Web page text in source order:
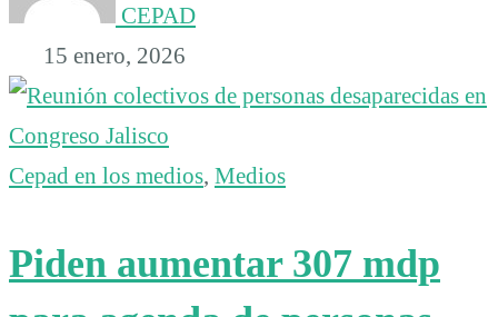
CEPAD
15 enero, 2026
Cepad en los medios, Medios
Piden aumentar 307 mdp